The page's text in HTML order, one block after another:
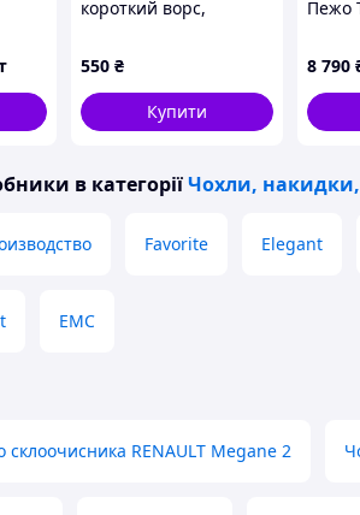
короткий ворс,
шт
550 ₴
Купити
Пежо
Гранд
8 790
в категоріїЧохли,
Favorite Elegant
EMC
склоочисника RENAULT Megane 2